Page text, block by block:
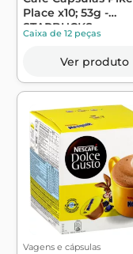
Place x10; 53g -
STARBUCKS
Caixa de 12 peças
Ver produto
Vagens e cápsulas